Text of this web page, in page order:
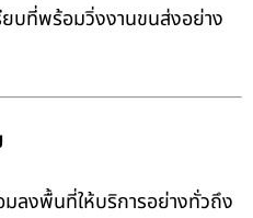
บที่พร้อมวิ่งงานขนส่งอย่าง
ลงพื้นที่ให้บริการอย่างทั่วถึง